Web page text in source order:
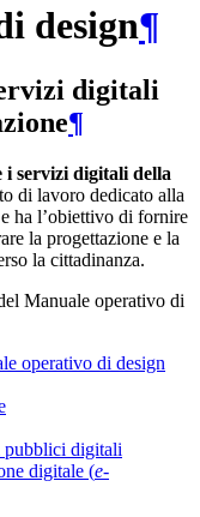
design¶
digitali
¶
i servizi digitali della
di lavoro dedicato alla
ha l’obiettivo di fornire
la progettazione e la
la cittadinanza.
Manuale operativo di
operativo di design
pubblici digitali
digitale (e-